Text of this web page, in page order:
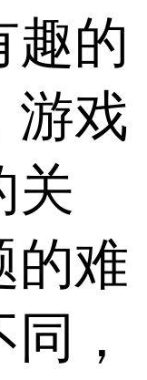
趣的
游戏
关
的难
，